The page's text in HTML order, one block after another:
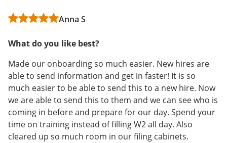
Anna S
What do you like best?
Made our onboarding so much easier. New hires are
able to send information and get in faster! It is so
much easier to be able to send this to a new hire. Now
we are able to send this to them and we can see who is
coming in before and prepare for our day. Spend your
time on training instead of filling W2 all day. Also
cleared up so much room in our filing cabinets.
Matt D
What do you like best?
I researched a few eSignature software apps and
settled on airSlate SignNow a couple years ago. As CFO
and head of business development, I use airSlate
SignNow frequently for partnership agreements and
shareholder docs. I like the uncluttered user interface,
which makes using this product straightforward and
fast. It also saves time to upload commonly used
Administrator in Information Technology
The fact that you have unlimited templates and a
signing order made us go with airSlate SignNow. We
also use the Google Drive integration, which came free
of charge and works great.
Lire la revue complète